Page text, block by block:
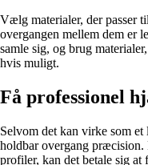
Vælg materialer, der passer
overgangen mellem dem er
samle sig, og brug
hvis muligt.
Få professionel
Selvom det kan virke som
holdbar overgang
profiler, kan det betale sig